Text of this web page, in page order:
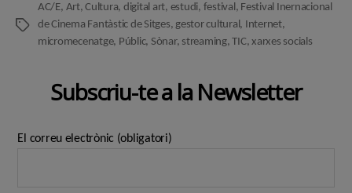
Etiquetes
AC/E, Art,Cultura, digital art, estudi, festival , Festival Inernacional
de Cinema Fantàstic de Sitges, gestor cultural , Internet,
micromecenatge, Públic, Sònar, streaming,TIC,xarxes socials
Subscriu-te a la Newsletter
El correu electrònic (obligatori)